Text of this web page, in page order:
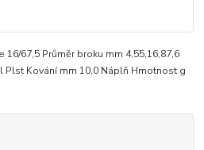
16/67,5 Průměr broku mm 4,55,16,87,6
Plst Kování mm 10,0 Náplň Hmotnost g